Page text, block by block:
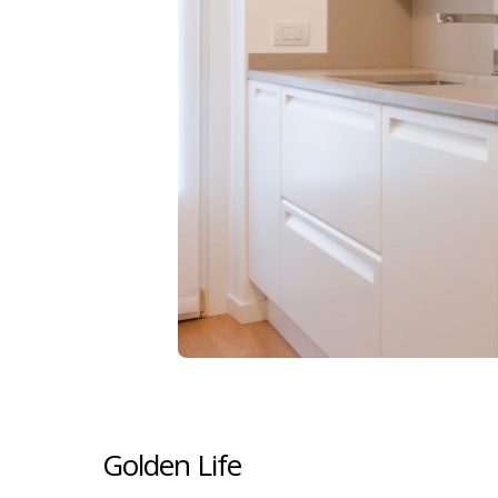
Golden Life